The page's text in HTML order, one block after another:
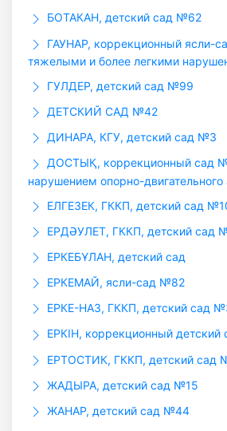
БОТАКАН, детский сад №62
ГАУHАР, коррекционный ясли-
тяжелыми и более легкими
ГУЛДЕР, детский сад №99
ДЕТСКИЙ САД №42
ДИНАРА, КГУ, детский сад №3
ДОСТЫҚ, коррекционный сад
нарушением опорно-двигательного
ЕЛГЕЗЕК, ГККП, детский сад
ЕРДӘУЛЕТ, ГККП, детский сад
ЕРКЕБҰЛАН, детский сад
ЕРКЕМАЙ, ясли-сад №82
ЕРКЕ-НАЗ, ГККП, детский сад
ЕРКІН, коррекционный
ЕРТОСТИК, ГККП, детский сад
ЖАДЫРА, детский сад №15
ЖАНАР, детский сад №44